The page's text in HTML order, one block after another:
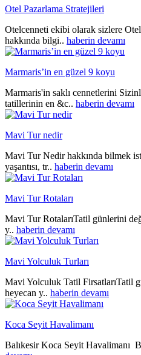
Otel Pazarlama Stratejileri
Otelcenneti ekibi olarak sizlere Otel
hakkında bilgi.. haberin devamı
Marmaris’in en güzel 9 koyu
Marmaris'in saklı cennetlerini
tatillerinin en &c.. haberin devamı
Mavi Tur nedir
Mavi Tur Nedir hakkında bilmek
yaşantısı, tr.. haberin devamı
Mavi Tur Rotaları
Mavi Tur RotalarıTatil günlerini
y.. haberin devamı
Mavi Yolculuk Turları
Mavi Yolculuk Tatil FirsatlarıTatil
heyecan y.. haberin devamı
Koca Seyit Havalimanı
Balıkesir Koca Seyit Havalimanı